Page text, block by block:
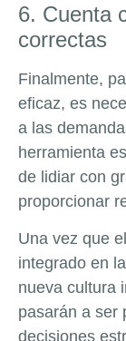
6. Cuenta
correctas
Finalmente,
eficaz, es
a las
herramienta
de lidiar con
proporcionar
Una vez que
integrado en
nueva cultura
pasarán a ser
decisiones